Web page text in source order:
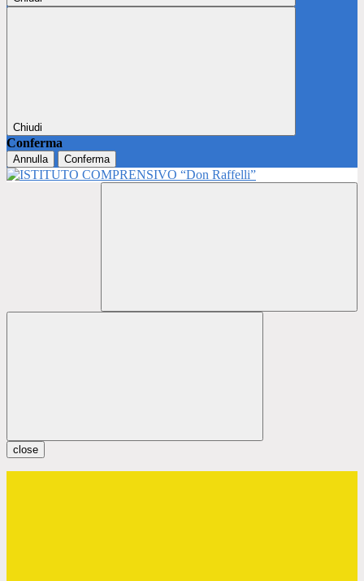
Chiudi
Conferma
Annulla Conferma
close